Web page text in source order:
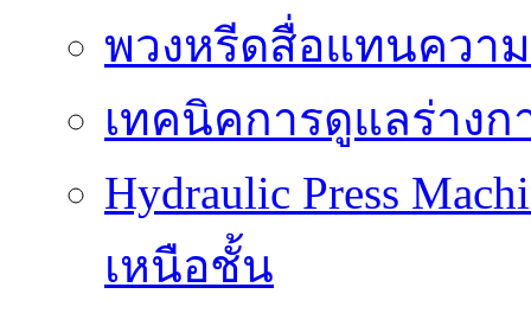
พวงหรีดสื่อแทนควา
เทคนิคการดูแลร่างก
Hydraulic Press
เหนือชั้น